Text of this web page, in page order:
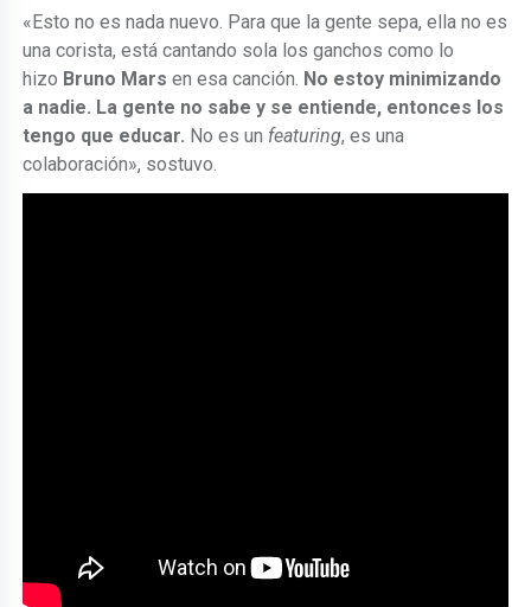
«Esto no es nada nuevo. Para que la gente sepa, ella no es
una corista, está cantando sola los ganchos como lo
hizo Bruno Marsen esa canción. No estoy minimizando
a nadie. La gente no sabe y se entiende, entonces los
tengo que educar. No es un featuring, es una
colaboración», sostuvo.